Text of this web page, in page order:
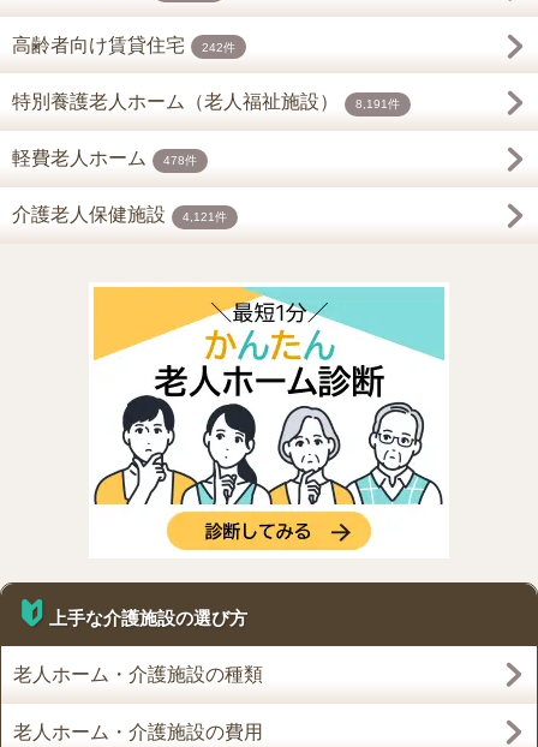
高齢者向け賃貸住宅 242件
特別養護老人ホーム（老人福祉施設） 8,191件
軽費老人ホーム 478件
介護老人保健施設 4,121件
上手な介護施設の選び方
老人ホーム・介護施設の種類
老人ホーム・介護施設の費用